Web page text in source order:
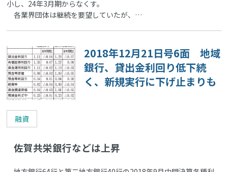
小し、24年3月期からなくす。
各業界団体は継続を要望していたが、…
2018年12月21日号6面 地域
銀行、貸出金利回り低下続
く、新規実行に下げ止まりも
融資
佐賀共栄銀行などは上昇